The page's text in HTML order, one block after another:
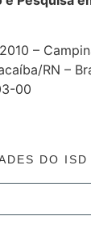
–
RN –
00
DO ISD